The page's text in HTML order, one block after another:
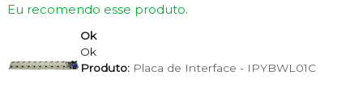
Eu recomendo esse produto.
Ok
Ok
Produto:Placa de Interface - IPYBWL01C